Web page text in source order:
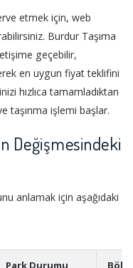
etmek için, web
Burdur Taşıma
geçebilir,
en uygun fiyat teklifini
hızlıca tamamladıktan
taşınma işlemi başlar.
Değişmesindeki
anlamak için aşağıdaki
Park Durumu